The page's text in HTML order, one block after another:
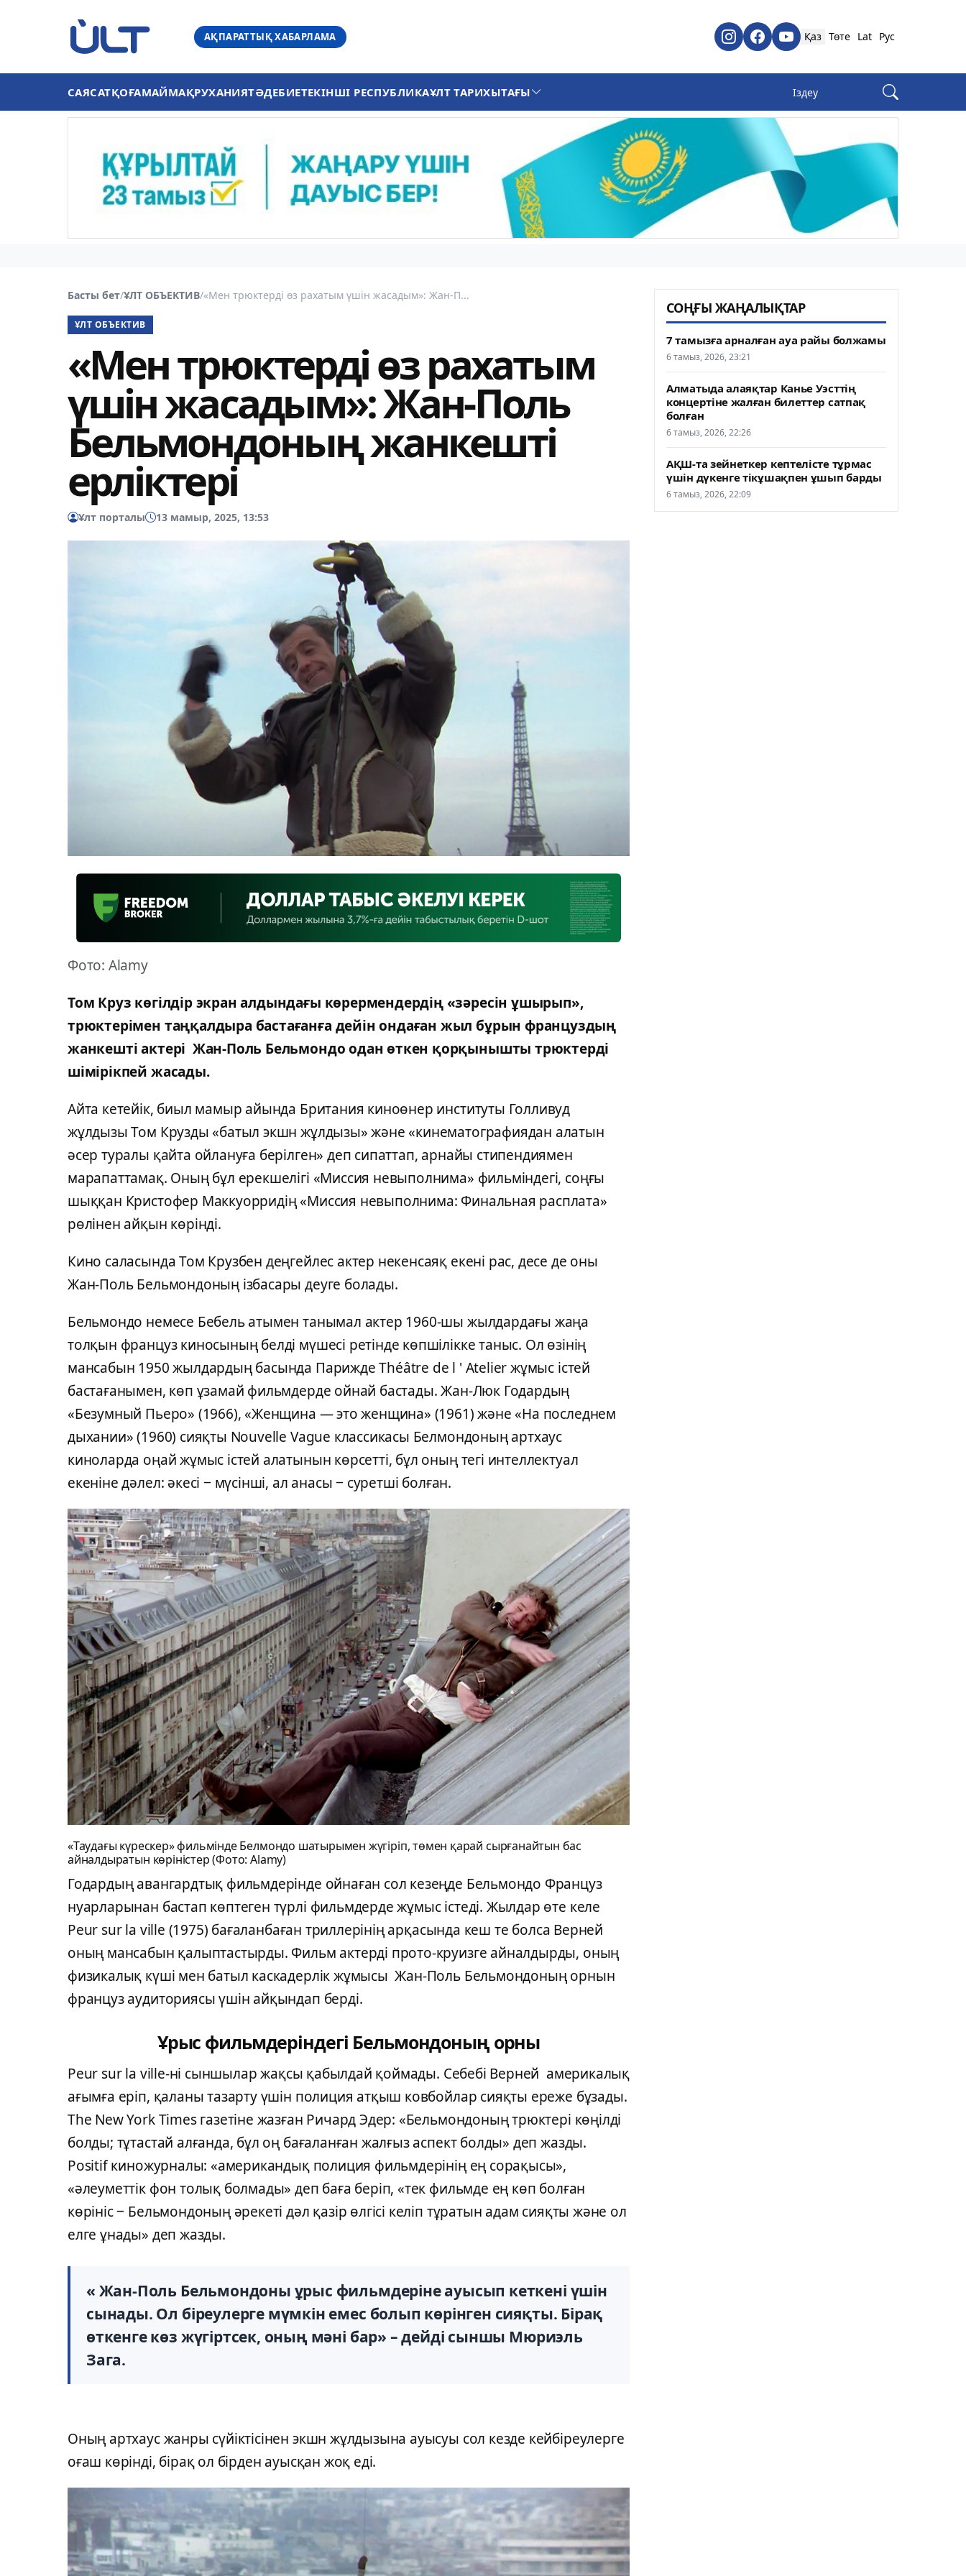
АҚПАРАТТЫҚ ХАБАРЛАМА Қаз Төте Lat Рус
САЯСАТҚОҒАМАЙМАҚРУХАНИЯТӘДЕБИЕТЕКІНШІ РЕСПУБЛИКАҰЛТ ТАРИХЫТАҒЫ
Басты бет/ҰЛТ ОБЪЕКТИВ/«Мен трюктерді өз рахатым үшін жасадым»: Жан-П...
ҰЛТ ОБЪЕКТИВ
«Мен трюктерді өз рахатым
үшін жасадым»: Жан-Поль
Бельмондоның жанкешті
ерліктері
Ұлт порталы 13 мамыр, 2025, 13:53
Фото: Alamy
Том Круз көгілдір экран алдындағы көрермендердің «зәресін ұшырып»,
трюктерімен таңқалдыра бастағанға дейін ондаған жыл бұрын француздың
жанкешті актері Жан-Поль Бельмондо одан өткен қорқынышты трюктерді
шімірікпей жасады.
Айта кетейік, биыл мамыр айында Британия киноөнер институты Голливуд
жұлдызы Том Крузды «батыл экшн жұлдызы» және «кинематографиядан алатын
әсер туралы қайта ойлануға берілген» деп сипаттап, арнайы стипендиямен
марапаттамақ. Оның бұл ерекшелігі «Миссия невыполнима» фильміндегі, соңғы
шыққан Кристофер Маккуорридің «Миссия невыполнима: Финальная расплата»
рөлінен айқын көрінді.
Кино саласында Том Крузбен деңгейлес актер некенсаяқ екені рас, десе де оны
Жан-Поль Бельмондоның ізбасары деуге болады.
Бельмондо немесе Бебель атымен танымал актер 1960-шы жылдардағы жаңа
толқын француз киносының белді мүшесі ретінде көпшілікке таныс. Ол өзінің
мансабын 1950 жылдардың басында Парижде Théâtre de l ' Atelier жұмыс істей
бастағанымен, көп ұзамай фильмдерде ойнай бастады. Жан-Люк Годардың
«Безумный Пьеро» (1966), «Женщина — это женщина» (1961) және «На последнем
дыхании» (1960) сияқты Nouvelle Vague классикасы Белмондоның артхаус
киноларда оңай жұмыс істей алатынын көрсетті, бұл оның тегі интеллектуал
екеніне дәлел: әкесі ‒ мүсінші, ал анасы ‒ суретші болған.
«Таудағы күрескер» фильмінде Белмондо шатырымен жүгіріп, төмен қарай сырғанайтын бас
айналдыратын көріністер (Фото: Alamy)
Годардың авангардтық фильмдерінде ойнаған сол кезеңде Бельмондо Француз
нуарларынан бастап көптеген түрлі фильмдерде жұмыс істеді. Жылдар өте келе
Peur sur la ville (1975) бағаланбаған триллерінің арқасында кеш те болса Верней
оның мансабын қалыптастырды. Фильм актерді прото-круизге айналдырды, оның
физикалық күші мен батыл каскадерлік жұмысы Жан-Поль Бельмондоның орнын
француз аудиториясы үшін айқындап берді.
Ұрыс фильмдеріндегі Бельмондоның орны
Peur sur la ville-ні сыншылар жақсы қабылдай қоймады. Себебі Верней америкалық
ағымға еріп, қаланы тазарту үшін полиция атқыш ковбойлар сияқты ереже бұзады.
The New York Times газетіне жазған Ричард Эдер: «Бельмондоның трюктері көңілді
болды; тұтастай алғанда, бұл оң бағаланған жалғыз аспект болды» деп жазды.
Positif киножурналы: «американдық полиция фильмдерінің ең сорақысы»,
«әлеуметтік фон толық болмады» деп баға беріп, «тек фильмде ең көп болған
көрініс ‒ Бельмондоның әрекеті дәл қазір өлгісі келіп тұратын адам сияқты және ол
елге ұнады» деп жазды.
« Жан-Поль Бельмондоны ұрыс фильмдеріне ауысып кеткені үшін
сынады. Ол біреулерге мүмкін емес болып көрінген сияқты. Бірақ
өткенге көз жүгіртсек, оның мәні бар» – дейді сыншы Мюриэль
Зага.
Оның артхаус жанры сүйіктісінен экшн жұлдызына ауысуы сол кезде кейбіреулерге
оғаш көрінді, бірақ ол бірден ауысқан жоқ еді.
СОҢҒЫ ЖАҢАЛЫҚТАР
7 тамызға арналған ауа райы болжамы
6 тамыз, 2026, 23:21
Алматыда алаяқтар Канье Уэсттің
концертіне жалған билеттер сатпақ
болған
6 тамыз, 2026, 22:26
АҚШ-та зейнеткер кептелісте тұрмас
үшін дүкенге тікұшақпен ұшып барды
6 тамыз, 2026, 22:09